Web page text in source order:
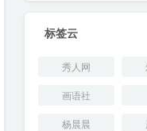
标签云
秀人网
画语社
杨晨晨